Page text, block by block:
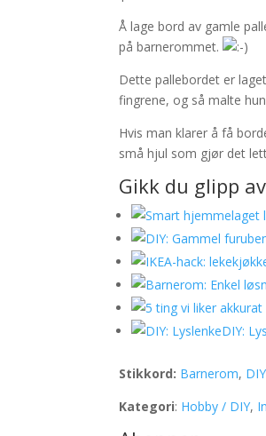
Å lage bord av gamle
på barnerommet.
Dette pallebordet er
fingrene, og så malte
Hvis man klarer å få
små hjul som gjør det
Gikk du glipp
DIY:
Stikkord: Barnerom, DIY
Kategori: Hobby / DIY,